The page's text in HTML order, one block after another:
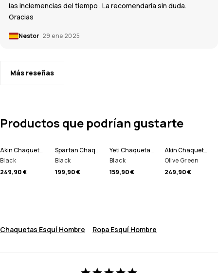
las inclemencias del tiempo . La recomendaría sin duda.
Gracias
Nestor 29 ene 2025
Más reseñas
Productos que podrían gustarte
Akin Chaqueta Snowboard Hombre
Black
249,90 €
Spartan Chaqueta Esquí Hombre
Black
199,90 €
Yeti Chaqueta Esquí Hombre
Black
159,90 €
Akin Chaqueta Snowboard Hombre
Olive Green
249,90 €
Chaquetas Esquí Hombre Ropa Esquí Hombre